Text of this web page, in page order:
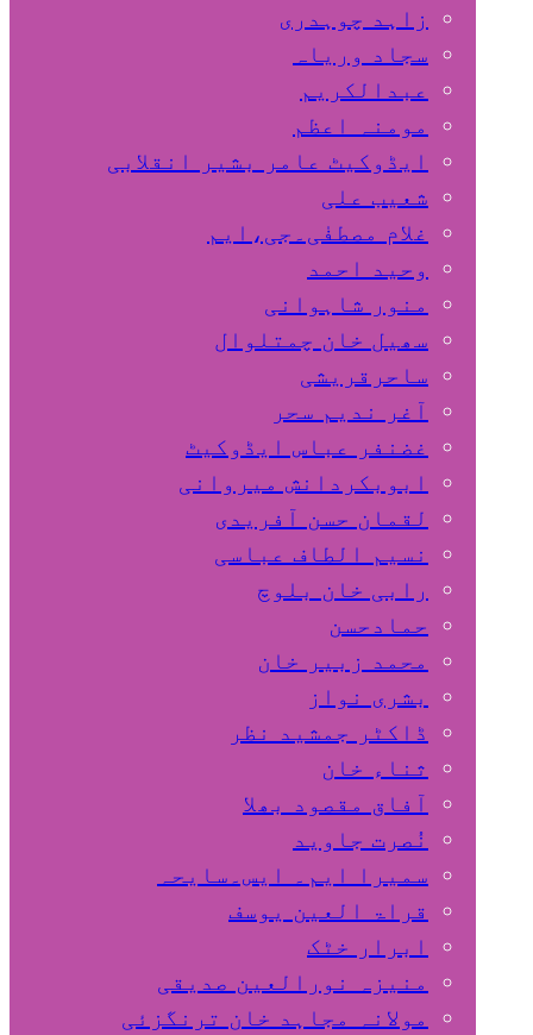
زاہد چوہدری
سجاد وریاہ
عبدالکریم
مومنہ اعظم
ایڈوکیٹ عامر بشیر انقلابی
شعیب علی
غلام مصطفٰی۔جی،ایم
وحید احمد
منور شاہوانی
سھیل خان چمتلوال
ساحرقریشی
آغر ندیم سحر
غضنفر عباس ایڈوکیٹ
ابوبکردانش میروانی
لقمان حسن آفریدی
نسیم الطاف عباسی
رابی خان بلوچ
حمادحسن
محمد زبیر خان
بشری نواز
ڈاکٹر جمشید نظر
ثناء خان
آفاق مقصود بھلا
نُصرت جاوید
سمیرا ایم۔ ایس۔سایحہ
قراۃ العین یوسف
ابرار خٹک
منیزہ نورالعین صدیقی
مولانہ مجاہد خان ترنگزئی